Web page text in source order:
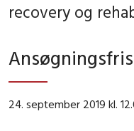
recovery og
24. september 2019 kl.